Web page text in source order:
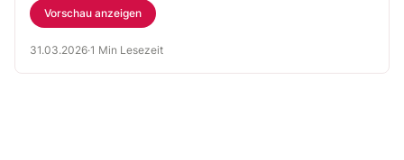
Vorschau anzeigen
31.03.2026·1 Min Lesezeit